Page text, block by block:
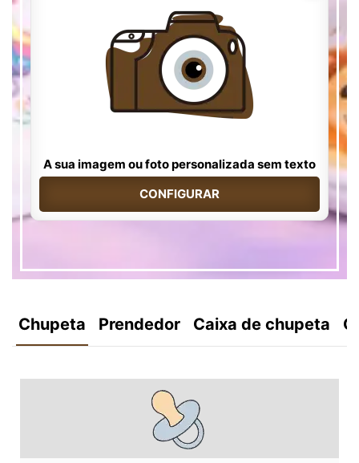
A sua imagem ou foto personalizada sem texto
CONFIGURAR
Chupeta Prendedor Caixa de chupeta